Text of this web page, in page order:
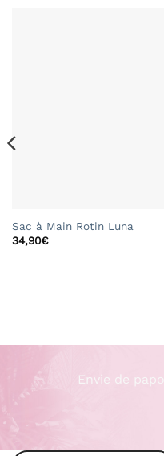
Sac à Main Rotin Luna
34,90€
Envie de